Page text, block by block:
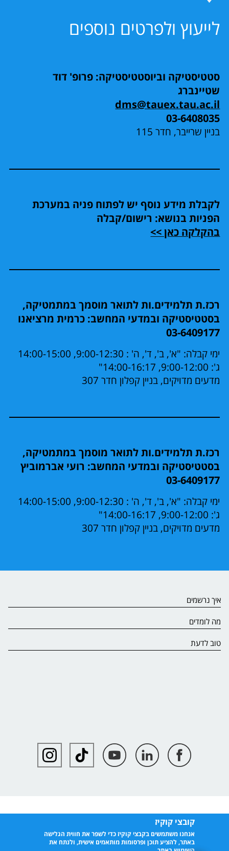
קובצי קוקיז
אנחנו משתמשים בקבצי קוקיז כדי לשפר את חווית הגלישה
באתר, להציע תוכן ופרסומות מותאמים אישית, ולנתח את
לייעוץ ולפרטים נוספים
סטטיסטיקה וביוסטטיסטיקה: פרופ' דוד
שטיינברג
dms@tauex.tau.ac.il
03-6408035
בניין שרייבר, חדר 115
לקבלת מידע נוסף יש לפתוח פניה במערכת
הפניות בנושא: רישום/קבלה
בהקלקה כאן >>
רכז.ת תלמידים.ות לתואר מוסמך במתמטיקה,
בסטטיסטיקה ובמדעי המחשב: כרמית מרציאנו
03-6409177
ימי קבלה: "א', ב', ד', ה' : 9:00-12:30, 14:00-15:00
ג': 9:00-12:00, 14:00-16:17"
מדעים מדויקים, בניין קפלון חדר 307
רכז.ת תלמידים.ות לתואר מוסמך במתמטיקה,
בסטטיסטיקה ובמדעי המחשב: רועי אברמוביץ
03-6409177
ימי קבלה: "א', ב', ד', ה' : 9:00-12:30, 14:00-15:00
ג': 9:00-12:00, 14:00-16:17"
מדעים מדויקים, בניין קפלון חדר 307
איך נרשמים
מה לומדים
טוב לדעת